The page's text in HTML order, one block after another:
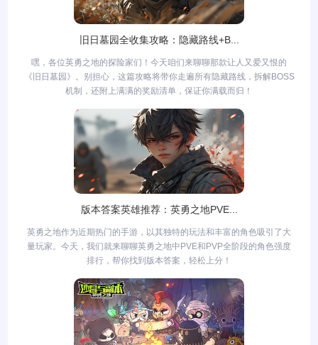
旧日墓园全收集攻略：隐藏路线+B...
嘿，各位英勇之地的探险家们！今天咱们来聊聊那款让人又爱又恨的
《旧日墓园》。别担心，这篇攻略将带你走遍所有隐藏路线，拆解BOSS
机制，还附上满满的奖励清单，保证你满载而归！
版本答案英雄推荐：英勇之地PVE...
英勇之地作为近期热门的手游，以其独特的玩法和丰富的角色吸引了大
量玩家。今天，我们就来聊聊英勇之地中PVE和PVP全阶段的角色强度
排行，帮你找到版本答案，轻松上分！